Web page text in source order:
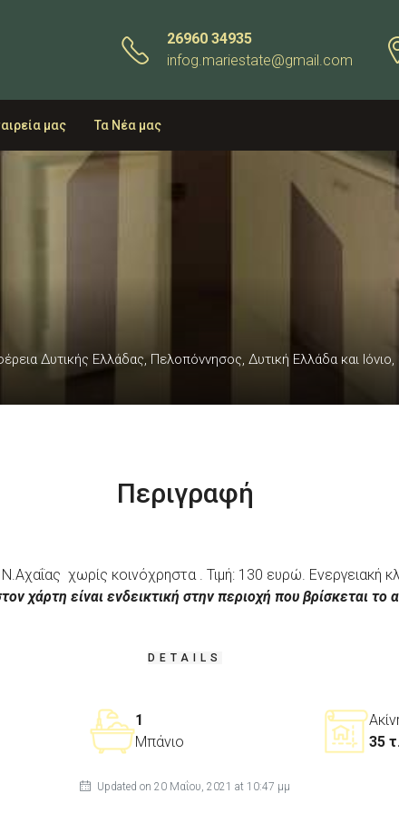
26960 34935
infog.mariestate@gmail.com
μας Τα Νέα μας
Δυτικής Ελλάδας, Πελοπόννησος, Δυτική Ελλάδα και
Περιγραφή
χωρίς κοινόχρηστα . Τιμή: 130 ευρώ. Ενεργειακή
χάρτη είναι ενδεικτική στην περιοχή που βρίσκεται το
DETAILS
1
Μπάνιο
35
Updated on 20 Μαΐου, 2021 at 10:47 μμ